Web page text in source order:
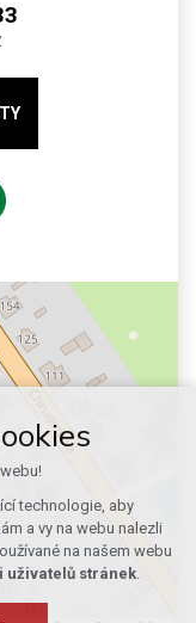
technologie, aby
a vy na webu nalezli
na našem webu
uživatelů stránek.